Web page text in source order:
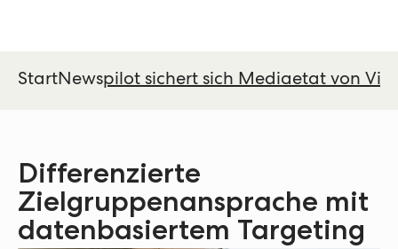
StartNewspilot sichert sich Mediaetat von
Differenzierte
Zielgruppenansprache mit
datenbasiertem Targeting